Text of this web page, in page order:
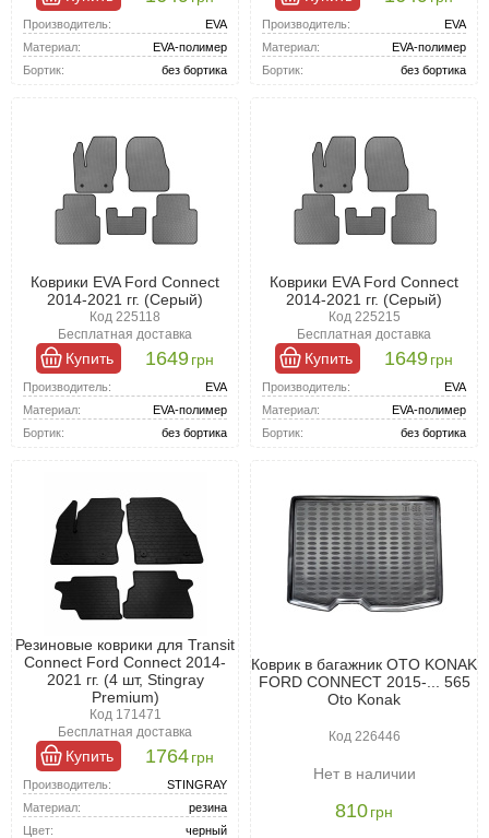
Производитель:
EVA
Материал:
EVA-полимер
Бортик:
без бортика
Производитель:
EVA
Материал:
EVA-полимер
Бортик:
без бортика
Коврики EVA Ford Connect
2014-2021 гг. (Серый)
Код 225118
Бесплатная доставка
Купить 1649грн
Производитель:
EVA
Материал:
EVA-полимер
Бортик:
без бортика
Коврики EVA Ford Connect
2014-2021 гг. (Серый)
Код 225215
Бесплатная доставка
Купить 1649грн
Производитель:
EVA
Материал:
EVA-полимер
Бортик:
без бортика
Резиновые коврики для Transit
Connect Ford Connect 2014-
2021 гг. (4 шт, Stingray
Premium)
Код 171471
Бесплатная доставка
Купить 1764грн
Производитель:
STINGRAY
Материал:
резина
Цвет:
черный
Коврик в багажник OTO KONAK
FORD CONNECT 2015-... 565
Oto Konak
Код 226446
Нет в наличии
810грн